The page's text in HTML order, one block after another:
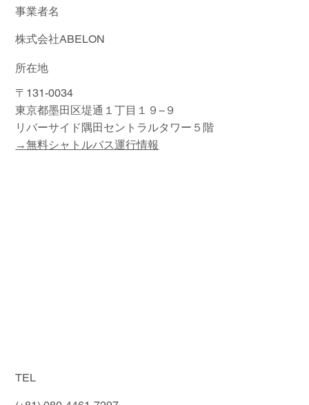
事業者名
株式会社ABELON
​所在地
〒131-0034
東京都墨田区堤通１丁目１９−９
​リバーサイド隅田セントラルタワー５階
→無料シャトルバス運行情報
TEL